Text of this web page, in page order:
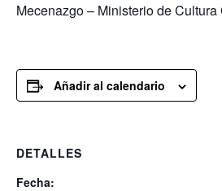
Mecenazgo – Ministerio de Cultura
Añadir al calendario
DETALLES
Fecha: